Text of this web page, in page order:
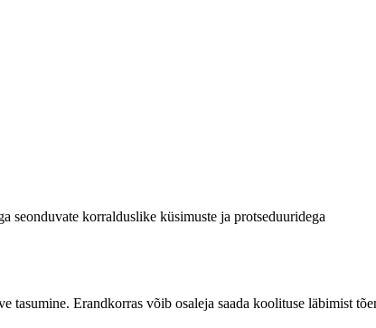
seonduvate korralduslike küsimuste ja protseduuridega
tasumine. Erandkorras võib osaleja saada koolituse läbimist